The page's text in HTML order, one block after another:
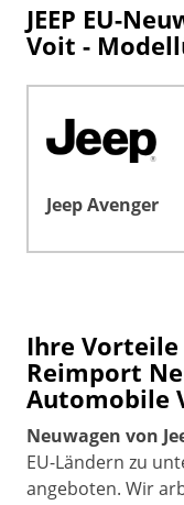
JEEP EU-
Voit -
Jeep Avenger
Ihre Vorteile
Reimport
Automobile
Neuwagen von
EU-Ländern zu
angeboten. Wir